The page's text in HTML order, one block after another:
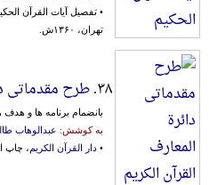
• تفصیل آیات القرآن
تهران، ۱۳۶۰ش.
۳۸. طرح مقدماتی
بانضمام برنامه ها و هدف
به کوشش: عبدالوهاب
• دار القرآن الکریم ، چاپ